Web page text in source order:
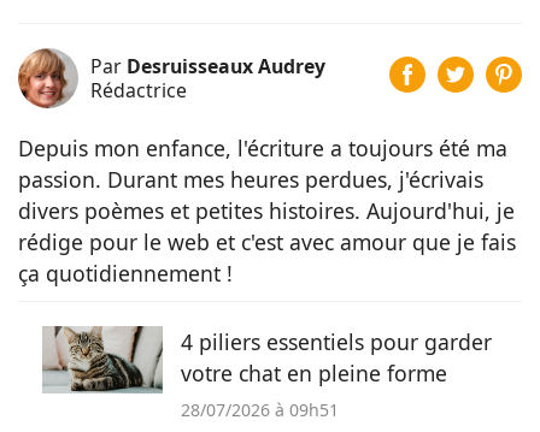
Par Desruisseaux Audrey
Rédactrice
Depuis mon enfance, l'écriture a toujours été ma
passion. Durant mes heures perdues, j'écrivais
divers poèmes et petites histoires. Aujourd'hui, je
rédige pour le web et c'est avec amour que je fais
ça quotidiennement !
4 piliers essentiels pour garder
votre chat en pleine forme
28/07/2026 à 09h51